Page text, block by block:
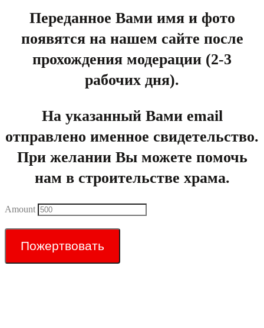
Переданное Вами имя и фото
появятся на нашем сайте после
прохождения модерации (2-3
рабочих дня).
На указанный Вами email
отправлено именное свидетельство.
При желании Вы можете помочь
нам в строительстве храма.
Amount
Пожертвовать